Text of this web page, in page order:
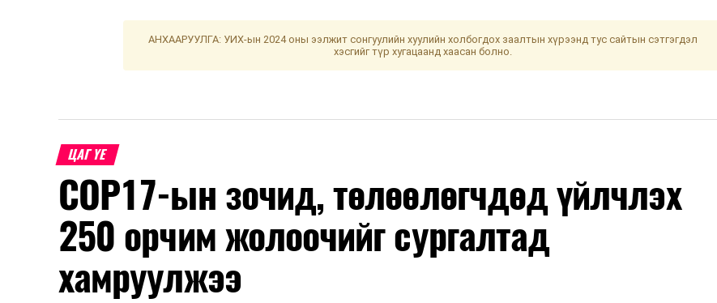
АНХААРУУЛГА: УИХ-ын 2024 оны ээлжит сонгуулийн хуулийн холбогдох заалтын хүрээнд тус сайтын сэтгэгдэл
хэсгийг түр хугацаанд хаасан болно.
ЦАГ ҮЕ
COP17-ын зочид, төлөөлөгчдөд үйлчлэх
250 орчим жолоочийг сургалтад
хамруулжээ